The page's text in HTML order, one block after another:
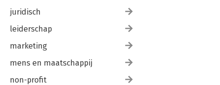
juridisch
leiderschap
marketing
mens en maatschappij
non-profit